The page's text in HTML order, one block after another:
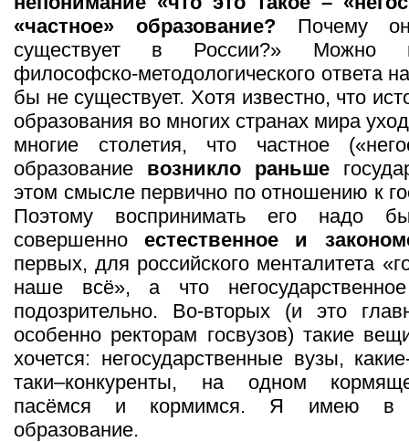
«частное» образование? Почему
существует в России?» Можно
философско-методологического ответа
бы не существует. Хотя известно, что
образования во многих странах мира
многие столетия, что частное
образование возникло раньше
этом смысле первично по отношению к
Поэтому воспринимать его надо
совершенноестественное и
первых, для российского менталитета
наше всё», а что
подозрительно. Во-вторых (и это
особенно ректорам госвузов) такие
хочется: негосударственные вузы,
таки–конкуренты, на одном
пасёмся и кормимся. Я имею в
образование.